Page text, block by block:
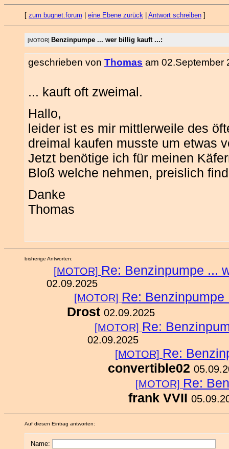
[ zum bugnet.forum eine Ebene zurück Antwort schreiben ]
[MOTOR] Benzinpumpe ... wer billig kauft ...:
geschrieben von Thomas am 02.September
... kauft oft zweimal.
Hallo,
leider ist es mir mittlerweile des
dreimal kaufen musste um etwas
Jetzt benötige ich für meinen
Bloß welche nehmen, preislich
Danke
Thomas
bisherige Antworten:
[MOTOR] Re: Benzinpumpe ...
02.09.2025
[MOTOR] Re:
Drost 02.09.2025
[MOTOR] Re:
02.09.2025
[MOTOR] Re:
convertible02
[MOTOR] Re:
frank VVII
Auf diesen Eintrag antworten:
Name: